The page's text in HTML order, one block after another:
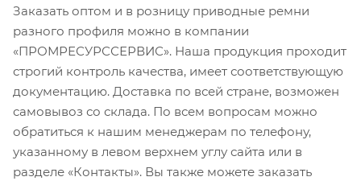
Заказать оптом и в розницу приводные ремни
разного профиля можно в компании
«ПРОМРЕСУРССЕРВИС». Наша продукция проходит
строгий контроль качества, имеет соответствующую
документацию. Доставка по всей стране, возможен
самовывоз со склада. По всем вопросам можно
обратиться к нашим менеджерам по телефону,
указанному в левом верхнем углу сайта или в
разделе «Контакты». Вы также можете заказать